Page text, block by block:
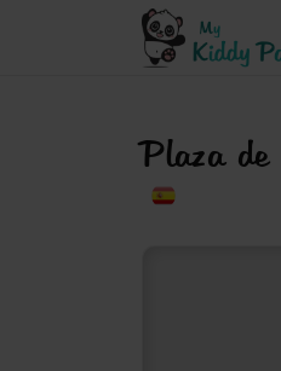
Plaza